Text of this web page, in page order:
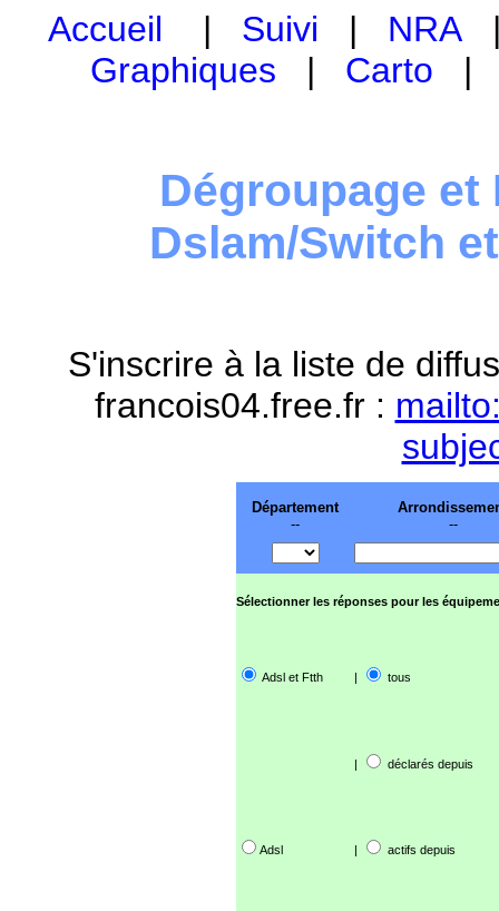
Accueil | Suivi | NRA
Graphiques | Carto
Dégroupage et
Dslam/Switch
S'inscrire à la liste de
francois04.free.fr :
Département
--
--
Sélectionner les réponses pour les
Adsl et Ftth | tous
| déclarés depuis
Adsl | actifs depuis